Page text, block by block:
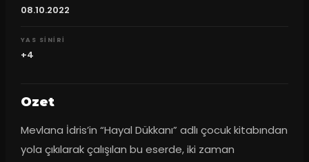
08.10.2022
YAS SINIRI
+4
Ozet
Mevlana İdris’in “Hayal Dükkanı” adlı çocuk kitabından
yola çıkılarak çalışılan bu eserde, iki zaman